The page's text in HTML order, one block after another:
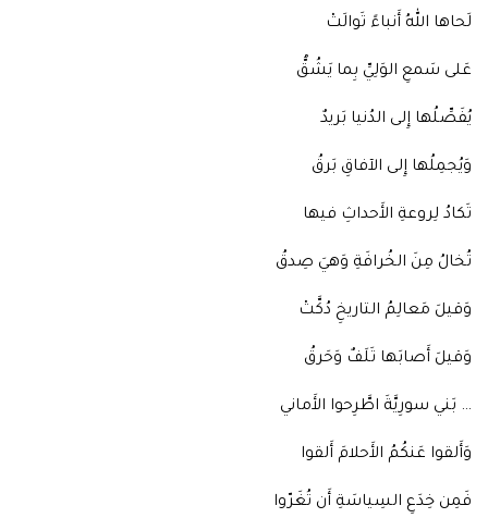
لَحاها اللهُ أَنباءً تَوالَتْ
عَلى سَمعِ الوَلِيِّ بِما يَشُقُّ
يُفَصِّلُها إِلى الدُنيا بَريدٌ
وَيُجمِلُها إِلى الآفاقِ بَرقُ
تَكادُ لِروعةِ الأَحداثِ فيها
تُخالُ مِنَ الخُرافَةِ وَهيَ صِدقُ
وَقيلَ مَعالِمُ التاريخِ دُكَّتْ
وَقيلَ أَصابَها تَلَفٌ وَحَرقُ
… بَني سورِيَّةَ اطَّرِحوا الأَماني
وَأَلقوا عَنكُمُ الأَحلامَ أَلقوا
فَمِن خِدَعِ السِياسَةِ أَن تُغَرّوا